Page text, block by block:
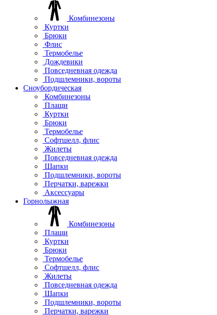
Комбинезоны
Куртки
Брюки
Флис
Термобелье
Дождевики
Повседневная одежда
Подшлемники, вороты
Сноубордическая
Комбинезоны
Плащи
Куртки
Брюки
Термобелье
Софтшелл, флис
Жилеты
Повседневная одежда
Шапки
Подшлемники, вороты
Перчатки, варежки
Аксессуары
Горнолыжная
Комбинезоны
Плащи
Куртки
Брюки
Термобелье
Софтшелл, флис
Жилеты
Повседневная одежда
Шапки
Подшлемники, вороты
Перчатки, варежки